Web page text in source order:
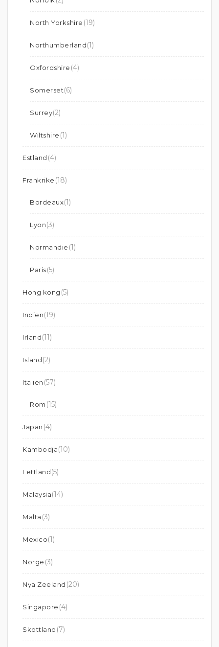
North Yorkshire (19)
Northumberland(1)
Oxfordshire (4)
Somerset(6)
Surrey(2)
Wiltshire (1)
Estland (4)
Frankrike (18)
Bordeaux(1)
Lyon(3)
Normandie (1)
Paris(5)
Hong kong (5)
Indien(19)
Irland(11)
Island(2)
Italien (57)
Rom (15)
Japan (4)
Kambodja(10)
Lettland(5)
Malaysia(14)
Malta (3)
Mexico(1)
Norge (3)
Nya Zeeland (20)
Singapore (4)
Skottland (7)